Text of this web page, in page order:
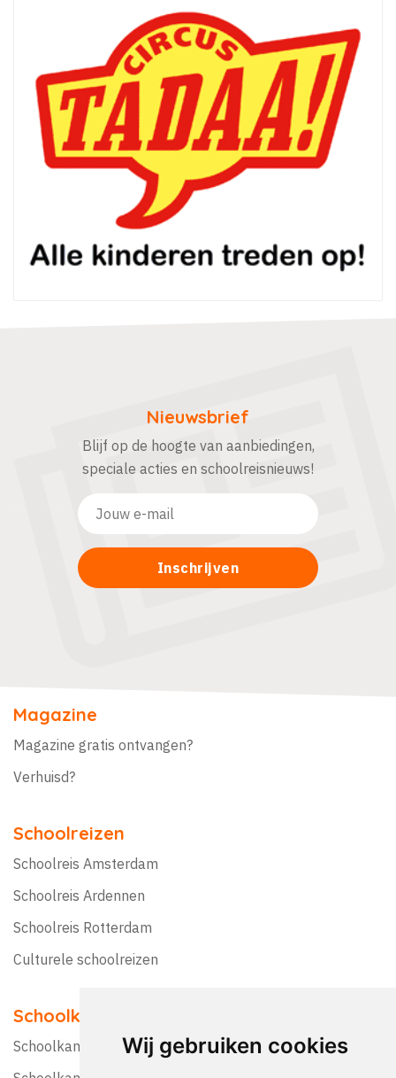
Wij gebruiken cookies
Nieuwsbrief
Blijf op de hoogte van aanbiedingen,
speciale acties en schoolreisnieuws!
Magazine
Magazine gratis ontvangen?
Verhuisd?
Schoolreizen
Schoolreis Amsterdam
Schoolreis Ardennen
Schoolreis Rotterdam
Culturele schoolreizen
Schoolkampen
Schoolkamp Nederland